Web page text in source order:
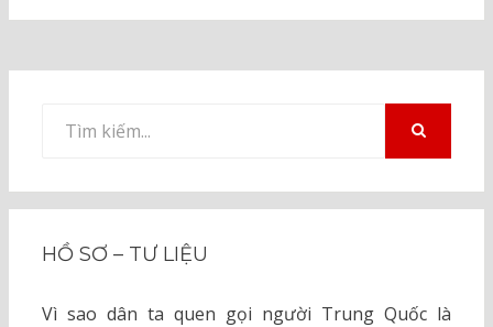
kiếm
HỒ SƠ – TƯ LIỆU
Vì sao dân ta quen gọi người Trung Quốc là